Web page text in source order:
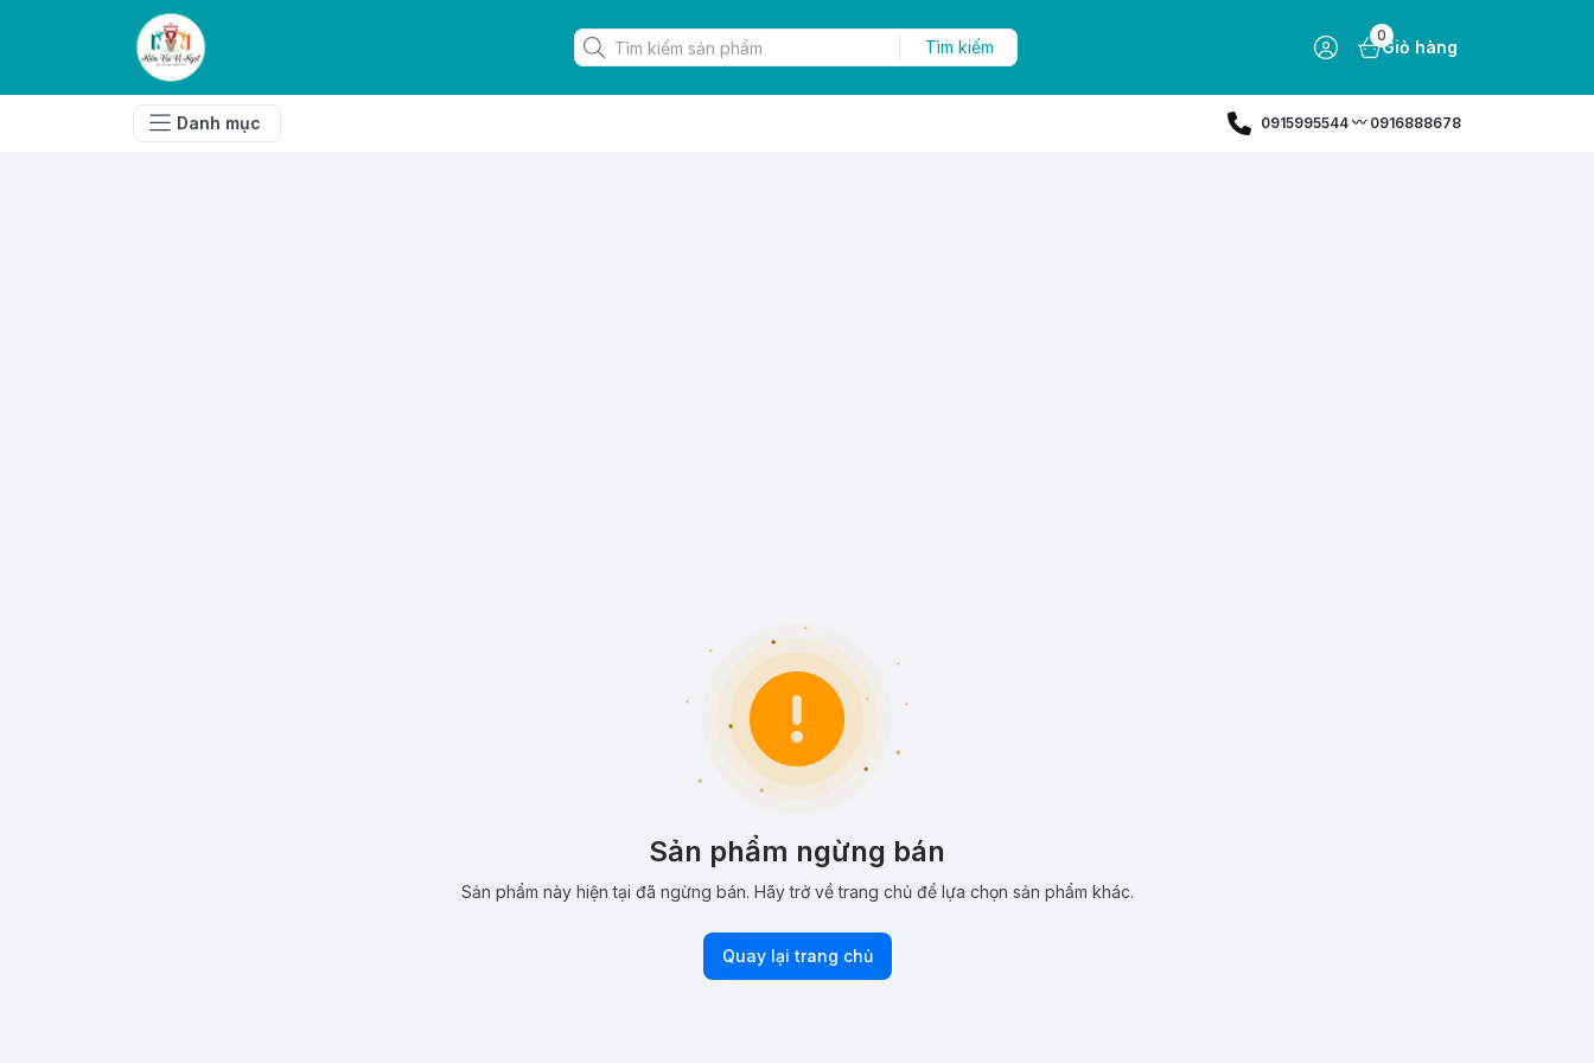
Tìm kiếm
0
Giỏ hàng
Danh mục 0915995544 〰️ 0916888678
Sản phẩm ngừng bán
Sản phẩm này hiện tại đã ngừng bán. Hãy trở về trang chủ để lựa chọn sản phẩm khác.
Quay lại trang chủ